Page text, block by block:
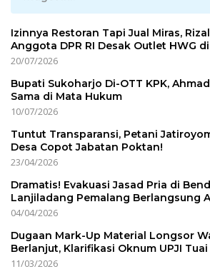
Izinnya Restoran Tapi Jual Miras,
Anggota DPR RI Desak Outlet HWG
20/07/2026
Bupati Sukoharjo Di-OTT KPK,
Sama di Mata Hukum
10/07/2026
Tuntut Transparansi, Petani
Desa Copot Jabatan Poktan!
23/04/2026
Dramatis! Evakuasi Jasad Pria di
Lanjiladang Pemalang Berlangsung
04/04/2026
Dugaan Mark-Up Material Longsor
Berlanjut, Klarifikasi Oknum UPJI Tuai
11/03/2026